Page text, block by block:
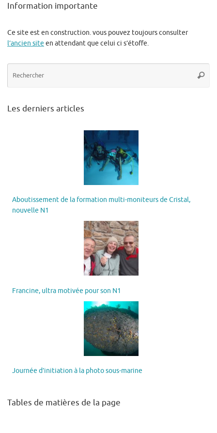
Information importante
Ce site est en construction. vous pouvez toujours consulter
l’ancien site en attendant que celui ci s’étoffe.
Les derniers articles
Aboutissement de la formation multi-moniteurs de Cristal,
nouvelle N1
Francine, ultra motivée pour son N1
Journée d’initiation à la photo sous-marine
Tables de matières de la page